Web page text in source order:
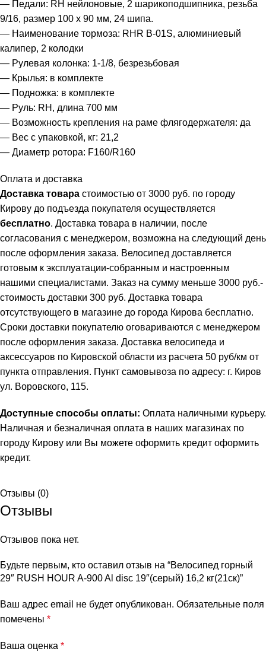
— Педали: RH нейлоновые, 2 шарикоподшипника, резьба
9/16, размер 100 х 90 мм, 24 шипа.
— Наименование тормоза: RHR B-01S, алюминиевый
калипер, 2 колодки
— Рулевая колонка: 1-1/8, безрезьбовая
— Крылья: в комплекте
— Подножка: в комплекте
— Руль: RH, длина 700 мм
— Возможность крепления на раме флягодержателя: да
— Вес с упаковкой, кг: 21,2
— Диаметр ротора: F160/R160
Оплата и доставка
Доставка товара стоимостью от 3000 руб. по городу
Кирову до подъезда покупателя осуществляется
бесплатно. Доставка товара в наличии, после
согласования с менеджером, возможна на следующий день
после оформления заказа. Велосипед доставляется
готовым к эксплуатации-собранным и настроенным
нашими специалистами. Заказ на сумму меньше 3000 руб.-
стоимость доставки 300 руб. Доставка товара
отсутствующего в магазине до города Кирова бесплатно.
Сроки доставки покупателю оговариваются с менеджером
после оформления заказа. Доставка велосипеда и
аксессуаров по Кировской области из расчета 50 руб/км от
пункта отправления. Пункт самовывоза по адресу: г. Киров
ул. Воровского, 115.
Доступные способы оплаты: Оплата наличными курьеру.
Наличная и безналичная оплата в наших магазинах по
городу Кирову или Вы можете оформить кредит оформить
кредит.
Отзывы (0)
Отзывы
Отзывов пока нет.
Будьте первым, кто оставил отзыв на “Велосипед горный
29″ RUSH HOUR A-900 Al disc 19″(серый) 16,2 кг(21ск)”
Ваш адрес email не будет опубликован. Обязательные поля
помечены *
Ваша оценка *